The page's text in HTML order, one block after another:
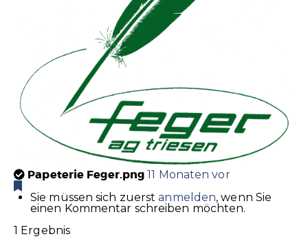
Papeterie Feger.png 11 Monaten vor
Sie müssen sich zuerstanmelden, wenn Sie
einen Kommentar schreiben möchten.
1 Ergebnis